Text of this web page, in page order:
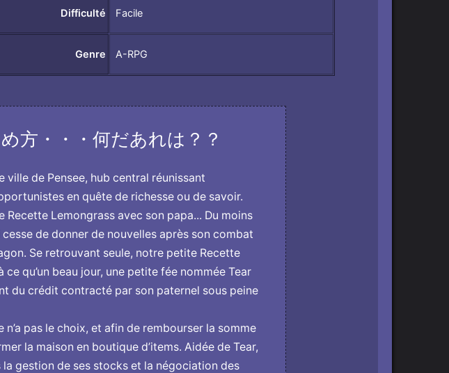
Difficulté Facile
Genre A-RPG
方・・・何だあれは？？
ville de Pensee, hub central réunissant
en quête de richesse ou de savoir.
Recette Lemongrass avec son papa... Du moins
de donner de nouvelles après son combat
Se retrouvant seule, notre petite Recette
qu’un beau jour, une petite fée nommée Tear
du crédit contracté par son paternel sous peine
pas le choix, et afin de rembourser la somme
la maison en boutique d’items. Aidée de Tear,
gestion de ses stocks et la négociation des